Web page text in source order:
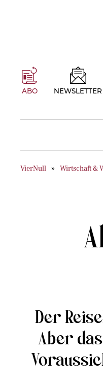
ABO NEWSLETTER
VierNull Wirtschaft &
Der
Aber